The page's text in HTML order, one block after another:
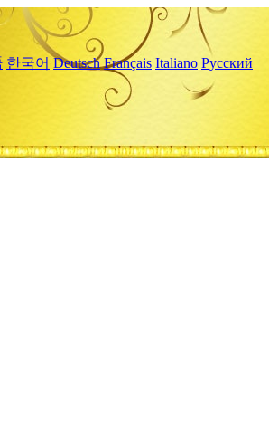
한국어 Deutsch Français Italiano Русский